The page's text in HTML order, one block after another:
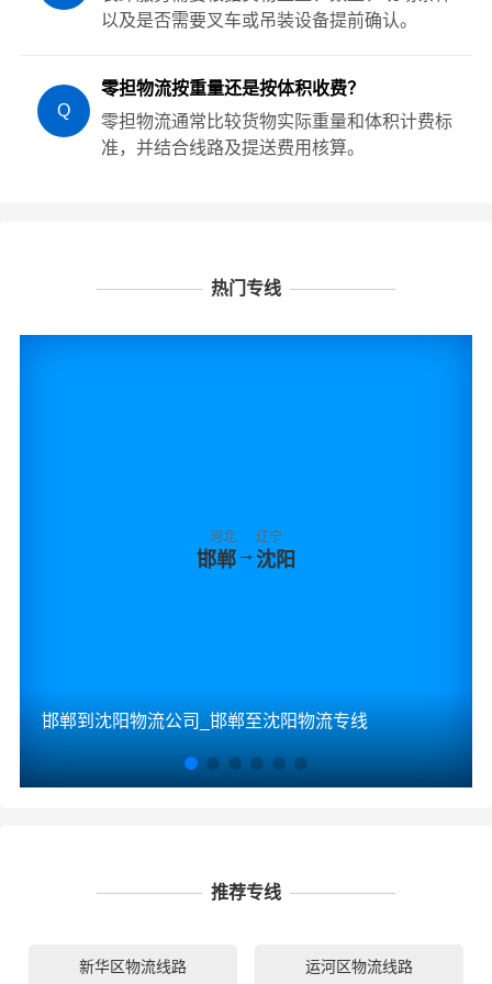
以及是否需要叉车或吊装设备提前确认。
Q
零担物流按重量还是按体积收费？
零担物流通常比较货物实际重量和体积计费标
准，并结合线路及提送费用核算。
热门专线
河北
邯郸→
辽宁
沈阳
邯郸到沈阳物流公司_邯郸至沈阳物流专线
推荐专线
新华区物流线路 运河区物流线路